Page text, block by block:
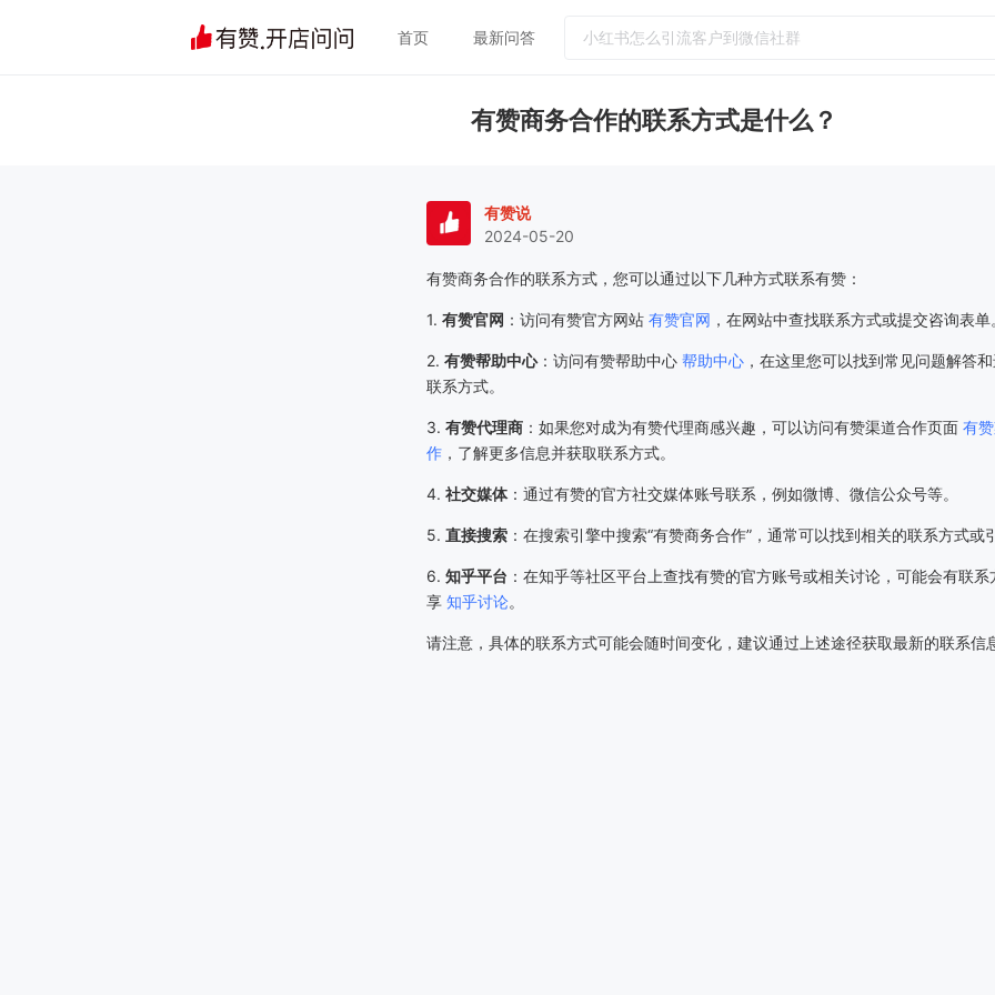
首页 最新问答
门店怎么运营吸引更多客户到店消费
怎么给顾客办会员卡？需要什么设备
有赞商务合作的联系方式是什么？
有赞说
2024-05-20
有赞商务合作的联系方式，您可以通过以下几种方式联系有赞：
1. 有赞官网 ：访问有赞官方网站 有赞官网 ，在网站中查找联系方式或提交咨询表单
2. 有赞帮助中心：访问有赞帮助中心 帮助中心 ，在这里您可以找到常见问题解答
联系方式。
3. 有赞代理商 ：如果您对成为有赞代理商感兴趣，可以访问有赞渠道合作页面 有
作 ，了解更多信息并获取联系方式。
4. 社交媒体：通过有赞的官方社交媒体账号联系，例如微博、微信公众号等。
5. 直接搜索 ：在搜索引擎中搜索“有赞商务合作”，通常可以找到相关的联系方式或
6. 知乎平台 ：在知乎等社区平台上查找有赞的官方账号或相关讨论，可能会有联系
享 知乎讨论。
请注意，具体的联系方式可能会随时间变化，建议通过上述途径获取最新的联系信